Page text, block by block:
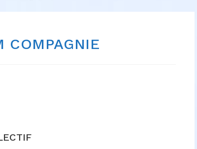
COMPAGNIE